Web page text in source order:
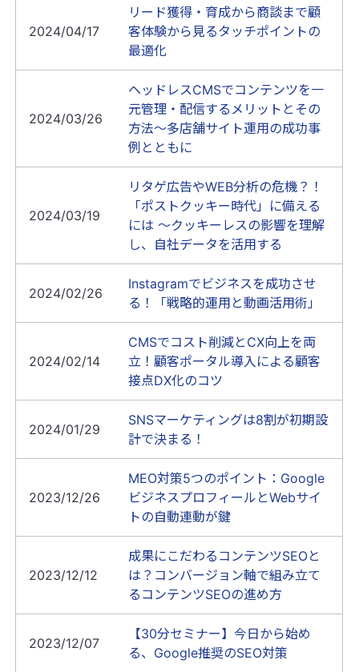
2024/04/17
リード獲得・育成から商談まで顧
客体験から見るタッチポイントの
最適化
2024/03/26
ヘッドレスCMSでコンテンツを一
元管理・配信するメリットとその
方法～多店舗サイト運用の成功事
例とともに
2024/03/19
リタゲ広告やWEB分析の危機？！
「ポストクッキー時代」に備える
には ～クッキーレスの影響を理解
し、自社データを活用する
2024/02/26
Instagramでビジネスを成功させ
る！「戦略的運用と動画活用術」
2024/02/14
CMSでコスト削減とCX向上を両
立！顧客ポータル導入による顧客
接点DX化のコツ
2024/01/29
SNSマーケティングは8割が初期設
計で決まる！
2023/12/26
MEO対策5つのポイント：Google
ビジネスプロフィールとWebサイ
トの自動連動が鍵
2023/12/12
成果にこだわるコンテンツSEOと
は？コンバージョン軸で組み立て
るコンテンツSEOの進め方
2023/12/07
【30分セミナー】今日から始め
る、Google推奨のSEO対策